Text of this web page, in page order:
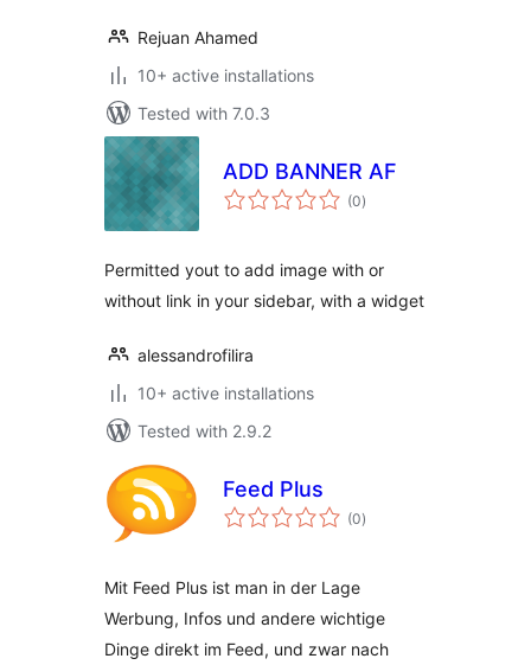
Rejuan Ahamed
10+ active installations
Tested with 7.0.3
ADD BANNER AF
(0total
ratings
)
Permitted yout to add image with or
without link in your sidebar, with a widget
alessandrofilira
10+ active installations
Tested with 2.9.2
Feed Plus
(0total
ratings
)
Mit Feed Plus ist man in der Lage
Werbung, Infos und andere wichtige
Dinge direkt im Feed, und zwar nach